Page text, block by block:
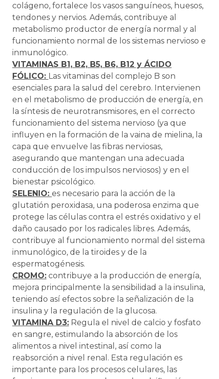
colágeno, fortalece los vasos sanguíneos, huesos,
tendones y nervios. Además, contribuye al
metabolismo productor de energía normal y al
funcionamiento normal de los sistemas nervioso e
inmunológico.
VITAMINAS B1, B2, B5, B6, B12 y ÁCIDO
FÓLICO: Las vitaminas del complejo B son
esenciales para la salud del cerebro. Intervienen
en el metabolismo de producción de energía, en
la síntesis de neurotransmisores, en el correcto
funcionamiento del sistema nervioso (ya que
influyen en la formación de la vaina de mielina, la
capa que envuelve las fibras nerviosas,
asegurando que mantengan una adecuada
conducción de los impulsos nerviosos) y en el
bienestar psicológico.
SELENIO: es necesario para la acción de la
glutatión peroxidasa, una poderosa enzima que
protege las células contra el estrés oxidativo y el
daño causado por los radicales libres. Además,
contribuye al funcionamiento normal del sistema
inmunológico, de la tiroides y de la
espermatogénesis.
CROMO: contribuye a la producción de energía,
mejora principalmente la sensibilidad a la insulina,
teniendo así efectos sobre la señalización de la
insulina y la regulación de la glucosa.
VITAMINA D3: Regula el nivel de calcio y fosfato
en sangre, estimulando la absorción de los
alimentos a nivel intestinal, así como la
reabsorción a nivel renal. Esta regulación es
importante para los procesos celulares, las